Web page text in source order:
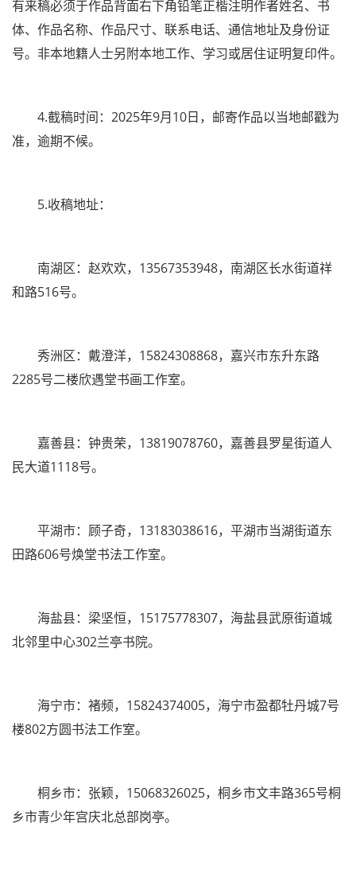
有来稿必须于作品背面右下角铅笔正楷注明作者姓名、书
体、作品名称、作品尺寸、联系电话、通信地址及身份证
号。非本地籍人士另附本地工作、学习或居住证明复印件。
4.截稿时间：2025年9月10日，邮寄作品以当地邮戳为
准，逾期不候。
5.收稿地址：
南湖区：赵欢欢，13567353948，南湖区长水街道祥
和路516号。
秀洲区：戴澄洋，15824308868，嘉兴市东升东路
2285号二楼欣遇堂书画工作室。
嘉善县：钟贵荣，13819078760，嘉善县罗星街道人
民大道1118号。
平湖市：顾子奇，13183038616，平湖市当湖街道东
田路606号焕堂书法工作室。
海盐县：梁坚恒，15175778307，海盐县武原街道城
北邻里中心302兰亭书院。
海宁市：褚频，15824374005，海宁市盈都牡丹城7号
楼802方圆书法工作室。
桐乡市：张颖，15068326025，桐乡市文丰路365号桐
乡市青少年宫庆北总部岗亭。